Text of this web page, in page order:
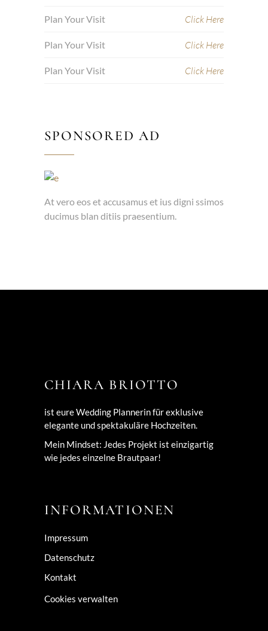
Plan Your Visit Click Here
Plan Your Visit Click Here
Plan Your Visit Click Here
SPONSORED AD
At vero eos et accusamus et ius digni ssimos
ducimus blan ditiis praesentium.
CHIARA BRIOTTO
ist eure Wedding Plannerin für exklusive
elegante und spektakuläre Hochzeiten.
Mein Mindset: Jedes Projekt ist einzigartig
wie jedes einzelne Brautpaar!
INFORMATIONEN
Impressum
Datenschutz
Kontakt
Cookies verwalten